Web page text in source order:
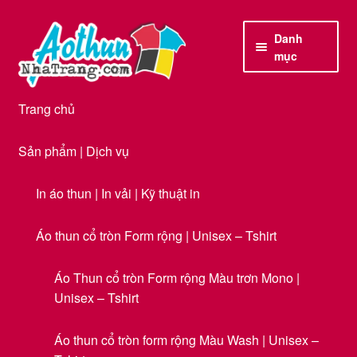
đến
Điều
hướng
Chuyển
đến
nội
dung
Danh
mục
Trang chủ
Sản phẩm | Dịch vụ
In áo thun | In vải | Kỹ thuật in
Áo thun cổ tròn Form rộng | Unisex – Tshirt
Áo Thun cổ tròn Form rộng Màu trơn Mono |
Unisex – Tshirt
Áo thun cổ tròn form rộng Màu Wash | Unisex –